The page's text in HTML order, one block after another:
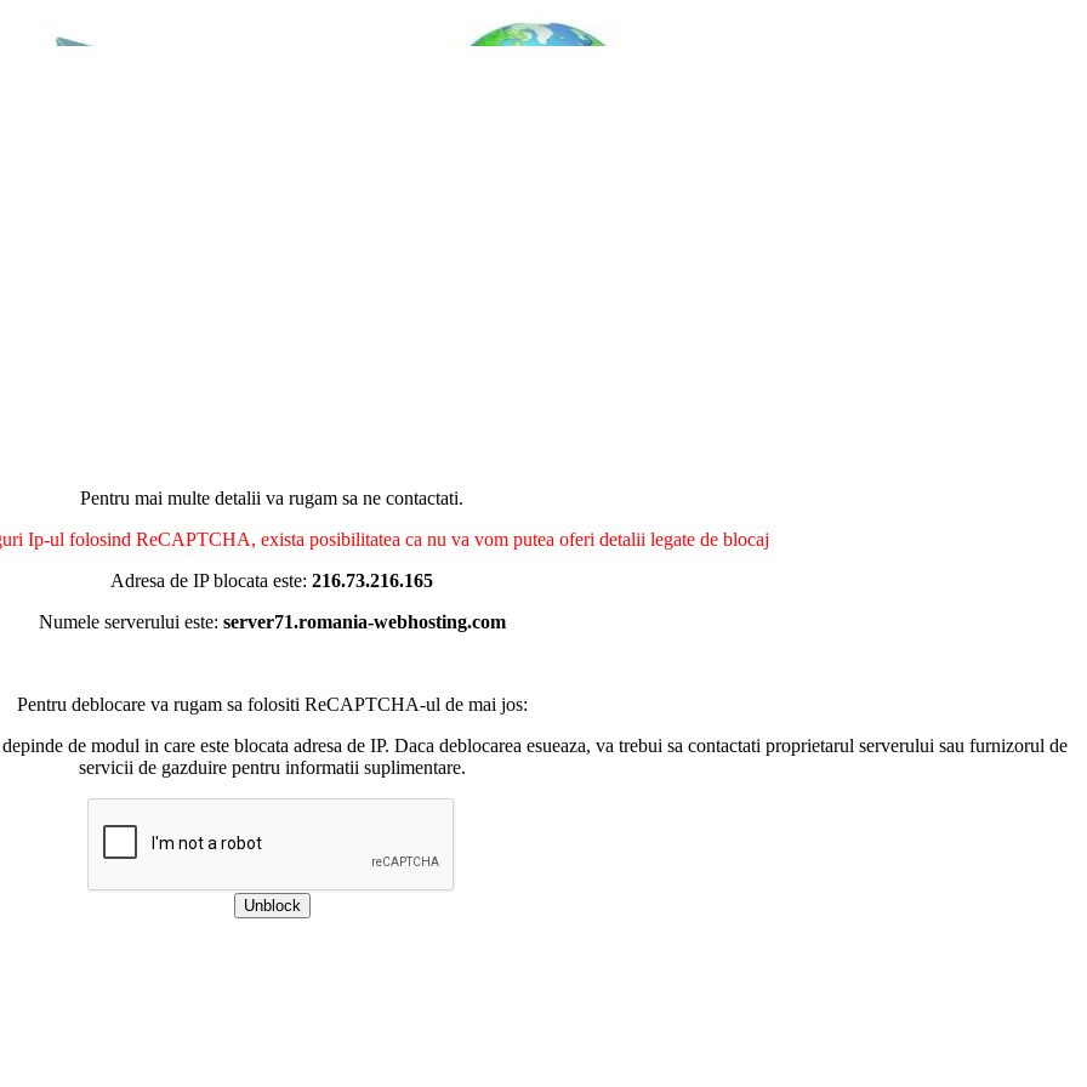
Pentru mai multe detalii va rugam sa ne contactati.
Ip-ul folosind ReCAPTCHA, exista posibilitatea ca nu va vom putea oferi detalii legate de blocaj
Adresa de IP blocata este: 216.73.216.165
Numele serverului este: server71.romania-webhosting.com
Pentru deblocare va rugam sa folositi ReCAPTCHA-ul de mai jos:
de modul in care este blocata adresa de IP. Daca deblocarea esueaza, va trebui sa contactati proprietarul serverului sau furnizorul de
servicii de gazduire pentru informatii suplimentare.